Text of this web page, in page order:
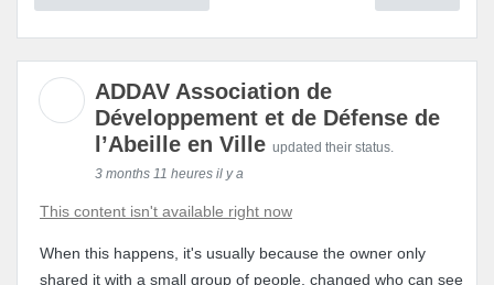
ADDAV Association de
Développement et de Défense de
l’Abeille en Ville updated their status.
3 months 11 heures il y a
This content isn't available right now
When this happens, it's usually because the owner only
shared it with a small group of people, changed who can see